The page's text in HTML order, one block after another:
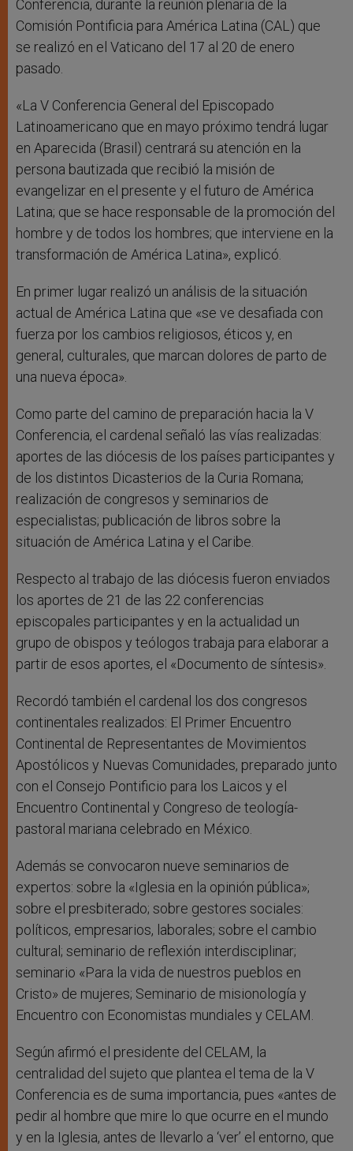
Conferencia, durante la reunión plenaria de la
Comisión Pontificia para América Latina (CAL) que
se realizó en el Vaticano del 17 al 20 de enero
pasado.
«La V Conferencia General del Episcopado
Latinoamericano que en mayo próximo tendrá lugar
en Aparecida (Brasil) centrará su atención en la
persona bautizada que recibió la misión de
evangelizar en el presente y el futuro de América
Latina; que se hace responsable de la promoción del
hombre y de todos los hombres; que interviene en la
transformación de América Latina», explicó.
En primer lugar realizó un análisis de la situación
actual de América Latina que «se ve desafiada con
fuerza por los cambios religiosos, éticos y, en
general, culturales, que marcan dolores de parto de
una nueva época».
Como parte del camino de preparación hacia la V
Conferencia, el cardenal señaló las vías realizadas:
aportes de las diócesis de los países participantes y
de los distintos Dicasterios de la Curia Romana;
realización de congresos y seminarios de
especialistas; publicación de libros sobre la
situación de América Latina y el Caribe.
Respecto al trabajo de las diócesis fueron enviados
los aportes de 21 de las 22 conferencias
episcopales participantes y en la actualidad un
grupo de obispos y teólogos trabaja para elaborar a
partir de esos aportes, el «Documento de síntesis».
Recordó también el cardenal los dos congresos
continentales realizados: El Primer Encuentro
Continental de Representantes de Movimientos
Apostólicos y Nuevas Comunidades, preparado junto
con el Consejo Pontificio para los Laicos y el
Encuentro Continental y Congreso de teología-
pastoral mariana celebrado en México.
Además se convocaron nueve seminarios de
expertos: sobre la «Iglesia en la opinión pública»;
sobre el presbiterado; sobre gestores sociales:
políticos, empresarios, laborales; sobre el cambio
cultural; seminario de reflexión interdisciplinar;
seminario «Para la vida de nuestros pueblos en
Cristo» de mujeres; Seminario de misionología y
Encuentro con Economistas mundiales y CELAM.
Según afirmó el presidente del CELAM, la
centralidad del sujeto que plantea el tema de la V
Conferencia es de suma importancia, pues «antes de
pedir al hombre que mire lo que ocurre en el mundo
y en la Iglesia, antes de llevarlo a ‘ver’ el entorno, que